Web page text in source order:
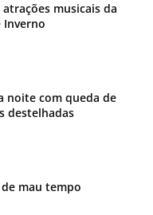
musicais da
Inverno
noite com queda de
destelhadas
mau tempo